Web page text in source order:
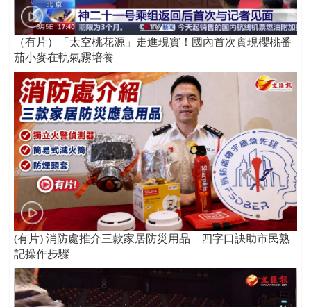
（有片）「太空桃花源」走進現實！國內首次實現櫻桃番
茄小麥在軌氣霧培養
(有片) 消防處推介三款家居防災用品 四字口訣助市民熟
記操作步驟